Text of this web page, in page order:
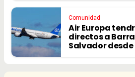
Comunidad
Air Europa
directos a
Salvador